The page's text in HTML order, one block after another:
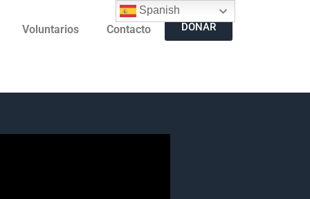
DONAR
Voluntarios Contacto
Spanish